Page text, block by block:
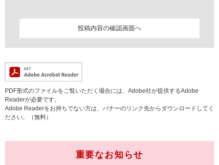
PDF形式のファイルをご覧いただく場合には、Adobe社が提供するAdobe
Readerが必要です。
Adobe Readerをお持ちでない方は、バナーのリンク先からダウンロードしてく
ださい。（無料）
重要なお知らせ